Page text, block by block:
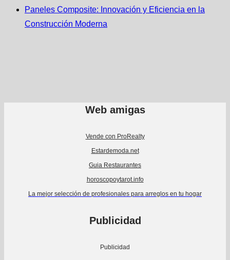
Paneles Composite: Innovación y Eficiencia en la
Construcción Moderna
Web amigas
Vende con ProRealty
Estardemoda.net
Guia Restaurantes
horoscopoytarot.info
La mejor selección de profesionales para arreglos en tu hogar
Publicidad
Publicidad